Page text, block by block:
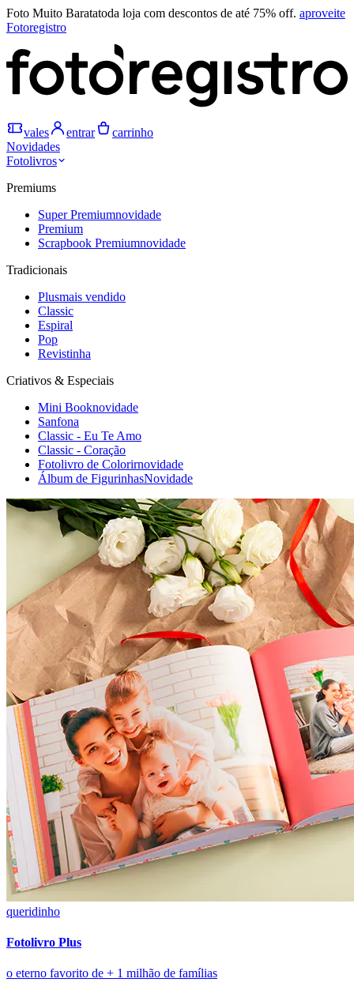
Foto Muito Baratatoda loja com descontos de até 75% off. aproveite
Fotoregistro
vales entrar
carrinho
Novidades
Fotolivros
Premiums
Super Premiumnovidade
Premium
Scrapbook Premiumnovidade
Tradicionais
Plusmais vendido
Classic
Espiral
Pop
Revistinha
Criativos & Especiais
Mini Booknovidade
Sanfona
Classic - Eu Te Amo
Classic - Coração
Fotolivro de Colorirnovidade
Álbum de FigurinhasNovidade
queridinho
Fotolivro Plus
o eterno favorito de + 1 milhão de famílias